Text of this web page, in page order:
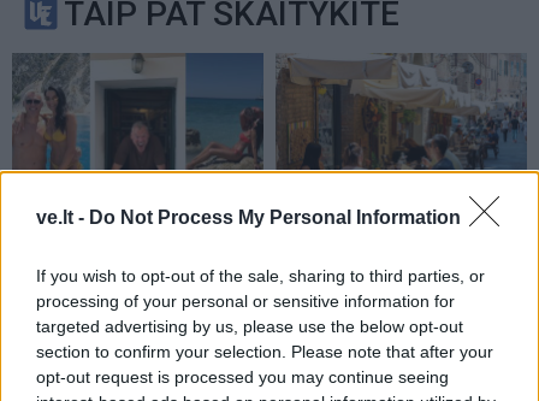
ve.lt - Do Not Process My Personal Information
If you wish to opt-out of the sale, sharing to third parties, or
processing of your personal or sensitive information for
targeted advertising by us, please use the below opt-out
section to confirm your selection. Please note that after your
opt-out request is processed you may continue seeing
TAIP PAT SKAITYKITE
Žmonės
lepina atostogų kadrais:
nuo žmonos neįmanoma
atitraukti akių
Gyvenimas
nepastebimos restoranų
gudrybės: kaip
nepermokėti už maistą